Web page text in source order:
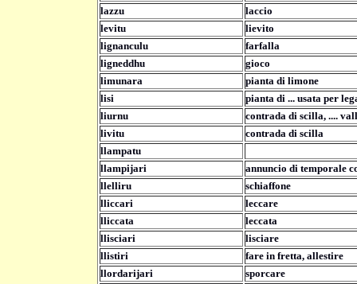
lazzu
laccio
levitu
lievito
lignanculu
farfalla
ligneddhu
gioco
limunara
pianta di limone
lisi
pianta di ... usata per
liurnu
contrada di scilla, ....
livitu
contrada di scilla
llampatu
llampijari
annuncio di temporale
llelliru
schiaffone
lliccari
leccare
lliccata
leccata
llisciari
lisciare
llistiri
fare in fretta, allestire
llordarijari
sporcare